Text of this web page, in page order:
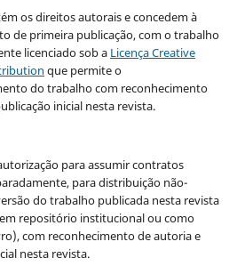
os direitos autorais e concedem à
de primeira publicação, com o trabalho
licenciado sob a Licença Creative
que permite o
do trabalho com reconhecimento
inicial nesta revista.
para assumir contratos
para distribuição não-
do trabalho publicada nesta revista
repositório institucional ou como
com reconhecimento de autoria e
nesta revista.